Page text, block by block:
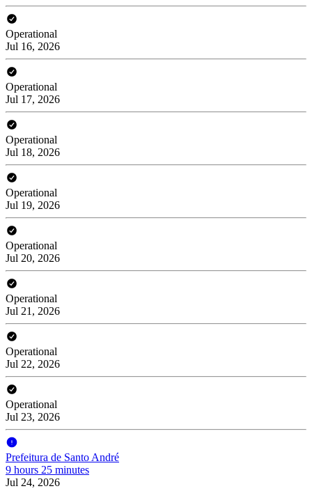
Operational
Jul 16, 2026
Operational
Jul 17, 2026
Operational
Jul 18, 2026
Operational
Jul 19, 2026
Operational
Jul 20, 2026
Operational
Jul 21, 2026
Operational
Jul 22, 2026
Operational
Jul 23, 2026
Prefeitura de Santo André
9 hours 25 minutes
Jul 24, 2026